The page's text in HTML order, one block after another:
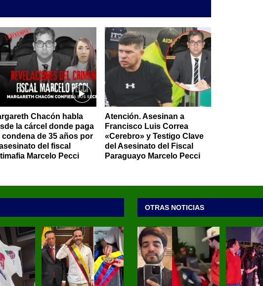
Chacón habla
la cárcel donde paga
condena de 35 años por
del fiscal
Marcelo Pecci
Atención. Asesinan a
Francisco Luis Correa
«Cerebro» y Testigo Clave
del Asesinato del Fiscal
Paraguayo Marcelo Pecci
OTRAS NOTICIAS